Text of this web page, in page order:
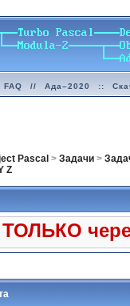
FAQ // Ада–2020 ::
Pascal > Задачи>
Z